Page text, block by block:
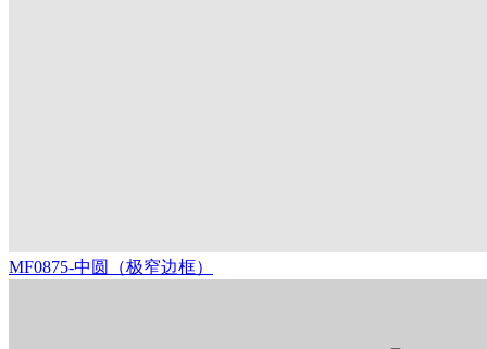
MF0875-中圆（极窄边框）